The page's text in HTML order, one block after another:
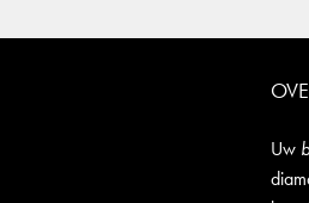
Uw